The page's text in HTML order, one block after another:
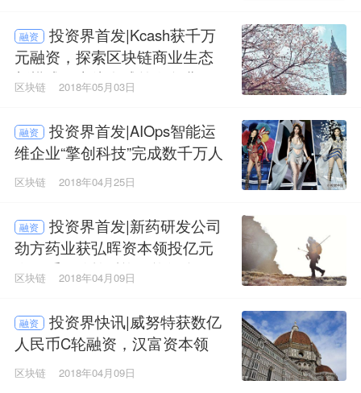
融资
投资界首发|Kcash获千万
元融资，探索区块链商业生态
新模式，上线全球首次免费大
区块链 2018年05月03日
融资
投资界首发|AIOps智能运
维企业“擎创科技”完成数千万人
民币A轮融资,火山石领投
区块链 2018年04月25日
融资
投资界首发|新药研发公司
劲方药业获弘晖资本领投亿元
人民币天使轮融资，资深免疫
区块链 2018年04月09日
融资
投资界快讯|威努特获数亿
人民币C轮融资，汉富资本领
投，鸿金投资等跟投
区块链 2018年04月09日